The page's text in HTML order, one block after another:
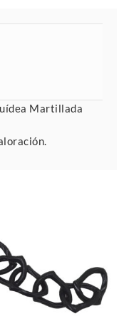
Martillada